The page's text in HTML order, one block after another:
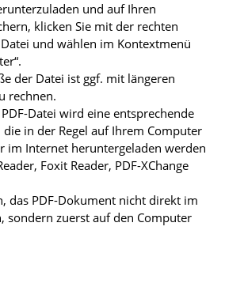
und auf Ihren
klicken Sie mit der rechten
und wählen im Kontextmenü
der Datei ist ggf. mit längeren
rechnen.
Datei wird eine entsprechende
in der Regel auf Ihrem Computer
im Internet heruntergeladen werden
Foxit Reader, PDF-XChange
das PDF-Dokument nicht direkt im
sondern zuerst auf den Computer